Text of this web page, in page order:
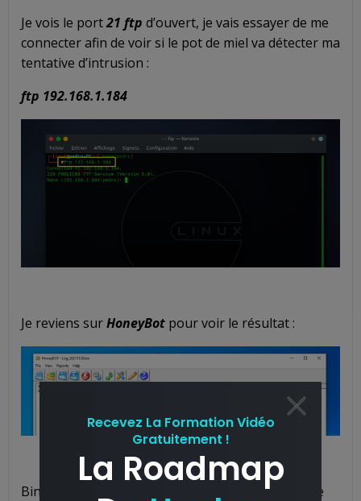
Je vois le port21 ftp d’ouvert, je vais essayer de me
connecter afin de voir si le pot de miel va détecter ma
tentative d’intrusion :
ftp 192.168.1.184
Je reviens surHoneyBot pour voir le résultat :
Bingo ! il a bien détecté mon test d’intrusion par le